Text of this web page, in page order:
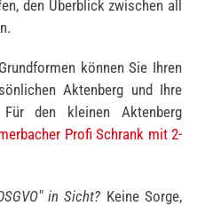
den Überblick zwischen all
können Sie Ihren
Aktenberg und Ihre
Für den kleinen Aktenberg
Profi Schrank mit 2-
in Sicht? Keine Sorge,